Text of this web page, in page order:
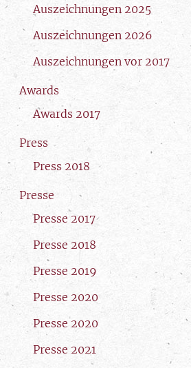
Auszeichnungen 2025
Auszeichnungen 2026
Auszeichnungen vor 2017
Awards
Awards 2017
Press
Press 2018
Presse
Presse 2017
Presse 2018
Presse 2019
Presse 2020
Presse 2020
Presse 2021